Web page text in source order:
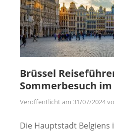
Brüssel
Sommerbesuch
Veröffentlicht am 31/07/2024
Die Hauptstadt